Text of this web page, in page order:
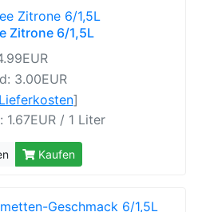
Zitrone 6/1,5L
3.00EUR
Lieferkosten]
1.67EUR / 1 Liter
Kaufen